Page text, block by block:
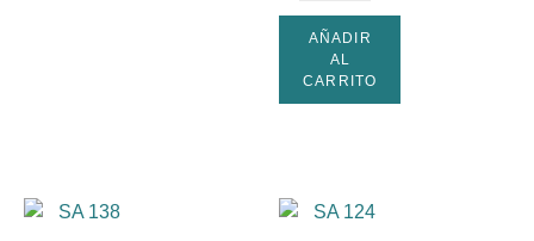
AÑADIR
AL
CARRITO